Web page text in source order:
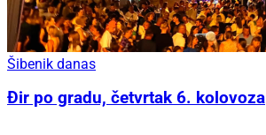
Šibenik danas
Đir po gradu, četvrtak 6. kolovoza